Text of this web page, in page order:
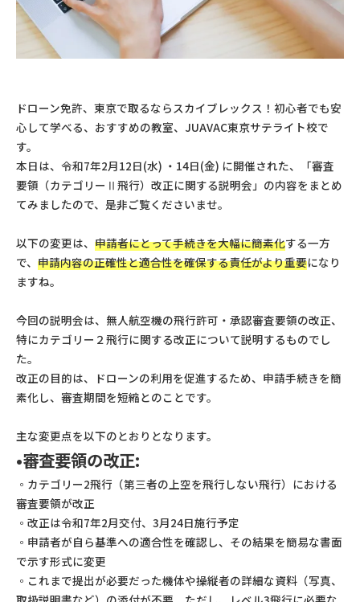
ドローン免許、東京で取るならスカイブレックス！初心者でも安
心して学べる、おすすめの教室、JUAVAC東京サテライト校で
す。
本日は、令和7年2月12日(水) ・14日(金) に開催された、「審査
要領（カテゴリーⅡ飛行）改正に関する説明会」の内容をまとめ
てみましたので、是非ご覧くださいませ。
以下の変更は、 申請者にとって手続きを大幅に簡素化する一方
で、 申請内容の正確性と適合性を確保する責任がより重要になり
ますね。
今回の説明会は、無人航空機の飛行許可・承認審査要領の改正、
特にカテゴリー２飛行に関する改正について説明するものでし
た。
改正の目的は、ドローンの利用を促進するため、申請手続きを簡
素化し、審査期間を短縮とのことです。
主な変更点を以下のとおりとなります。
•審査要領の改正:
◦カテゴリー2飛行（第三者の上空を飛行しない飛行）における
審査要領が改正
◦改正は令和7年2月交付、3月24日施行予定
◦申請者が自ら基準への適合性を確認し、その結果を簡易な書面
で示す形式に変更
◦これまで提出が必要だった機体や操縦者の詳細な資料（写真、